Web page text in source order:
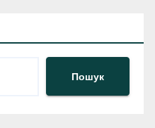
Пошук